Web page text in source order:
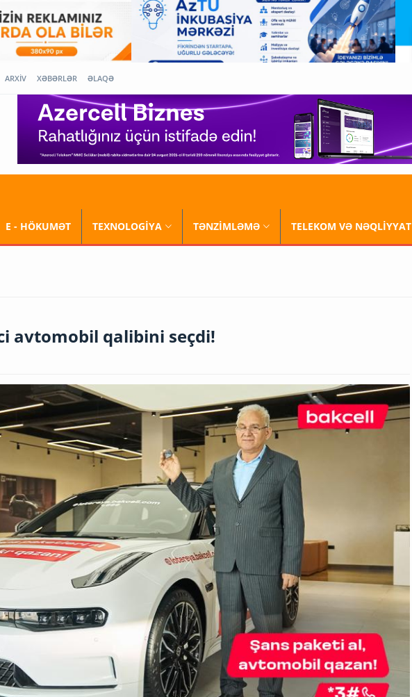
ARXİV XƏBƏRLƏR ƏLAQƏ
E - HÖKUMƏT TEXNOLOGİYA TƏNZİMLƏMƏ TELEKOM VƏ NƏQLİYYAT
avtomobil qalibini seçdi!